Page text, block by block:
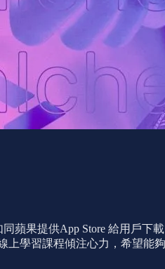
蘋果提供App Store 給用戶
學習課程傾注心力，希望能